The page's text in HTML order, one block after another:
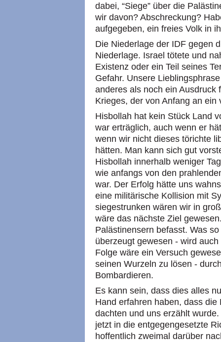
dabei, “Siege” über die
wir davon? Abschreckung?
aufgegeben, ein freies Volk in
Die Niederlage der IDF gegen
Niederlage. Israel tötete und
Existenz oder ein Teil seines
Gefahr. Unsere
anderes als noch ein Ausdruck
Krieges, der von Anfang an
Hisbollah hat kein Stück Land
war erträglich, auch wenn er
wenn wir nicht dieses törichte
hätten. Man kann sich gut
Hisbollah innerhalb weniger
wie anfangs von den
war. Der Erfolg hätte uns
eine militärische Kollision mit
siegestrunken wären wir in
wäre das nächste Ziel
Palästinensern befasst. Was
überzeugt gewesen - wird
Folge wäre ein Versuch
seinen Wurzeln zu lösen -
Bombardieren.
Es kann sein, dass dies alles
Hand erfahren haben, dass
dachten und uns erzählt
jetzt in die entgegengesetzte
hoffentlich zweimal darüber